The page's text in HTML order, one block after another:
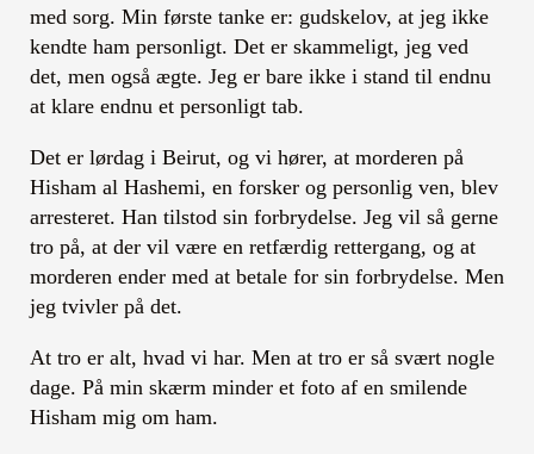
med sorg. Min første tanke er: gudskelov, at jeg ikke
kendte ham personligt. Det er skammeligt, jeg ved
det, men også ægte. Jeg er bare ikke i stand til endnu
at klare endnu et personligt tab.
Det er lørdag i Beirut, og vi hører, at morderen på
Hisham al Hashemi, en forsker og personlig ven, blev
arresteret. Han tilstod sin forbrydelse. Jeg vil så gerne
tro på, at der vil være en retfærdig rettergang, og at
morderen ender med at betale for sin forbrydelse. Men
jeg tvivler på det.
At tro er alt, hvad vi har. Men at tro er så svært nogle
dage. På min skærm minder et foto af en smilende
Hisham mig om ham.